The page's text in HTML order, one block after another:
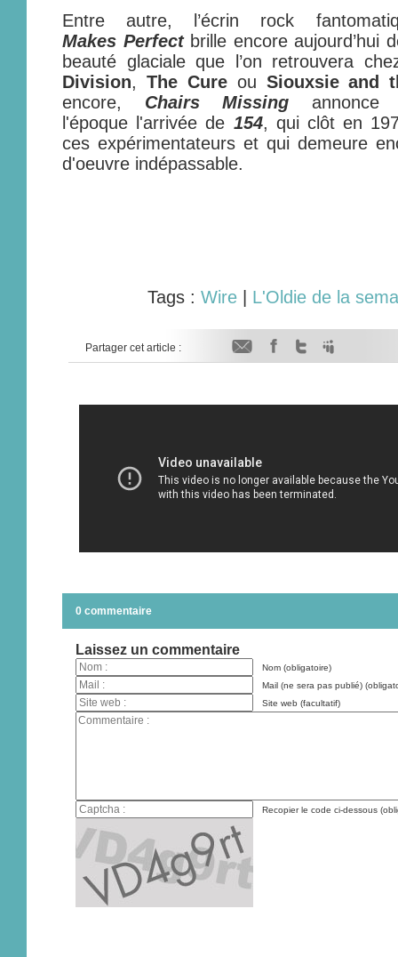
Entre autre, l’écrin rock
Makes Perfectbrille encore aujourd’hui
beauté glaciale que l’on retrouvera
Division, The Cureou Siouxsie and
encore, Chairs Missing
l'époque l'arrivée de 154, qui clôt en
ces expérimentateurs et qui demeure
d'oeuvre indépassable.
Tags : Wire L'Oldie de la
Partager cet article :
0 commentaire
Laissez un commentaire
Nom (obligatoire)
Mail (ne sera pas publié)
Site web (facultatif)
Recopier le code ci-dessous